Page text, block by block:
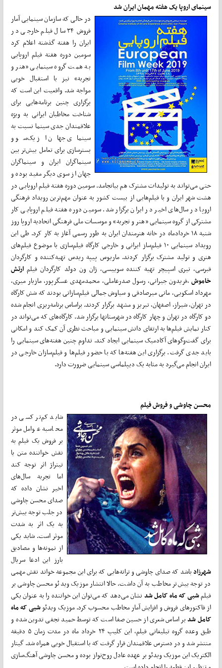
سینمای اروپا یک هفته مهمان ایران شد
در حالی که سازمان سینمایی آمار
فروش ۳۴ سال فیلم خارجی در
ایران را هفته گذشته اعلام کرد
سومین دوره هفته فیلم اروپایی
به همت گروه سینمایی «هنر و
تجربه» نیز با استقبال خوبی
مواجه شد. واقعیت این است که
برگزاری چنین برنامه‌هایی برای
شناخت مخاطبان ایرانی به ویژه
علاقمندان جدی سینما نسبت به
سینمای جهان از یک‌سو و
بسترسازی برای تعامل بیش‌تر بین
سینماگران ایران و سینماگران
جهان از سوی دیگر مفید بوده و
حتی می‌تواند به تولیدات مشترک هم بیانجامد. سومین دوره هفته فیلم اروپایی در
هشت شهر ایران و با فیلم‌هایی از بیست کشور به عنوان مهم‌ترین رویداد فرهنگی
اروپا در سال‌های اخیر در ایران برگزار شد. سومین دوره هفته فیلم اروپایی کار
مشترکی از گروه سینمایی «هنر و تجربه» و موسسات ملی فرهنگی اتحادیه اروپا روز
شنبه ۱۸ خردادماه در خانه هنرمندان ایران به طور رسمی آغاز به کار کرد. طی این
رویداد سینمایی ۱۰ فیلم‌ساز ایرانی و خارجی کارگاه فیلم‌سازی با موضوع فیلم‌های
هنری و تولید مشترک برگزار کردند. ماریوس پیپه ریدس تهیه‌کننده و کارگردان
قبرسی، تیری اسپیچر تهیه کننده سوییسی، ژان ون دولد کارگردان فیلم ارتش
خاموش،فریدون جیرانی، رسول صدرعاملی، محمدمهدی عسگرپور، مازیار میری،
مهرداد اسکویی، مانی میرصادقی و سیاوش جمالی فیلم‌سازانی بودند که شش کارگاه
در تهران، شیراز، اصفهان، تبریز و مشهد برگزار کردند. براساس برنامه‌ریزی انجام شده
دو کارگاه در تهران و چهار کارگاه در شهرستان‎ها برگزار شد. کارگاه‌های که می‌تواند در
کنار نمایش فیلم‌ها به ارتقای دانش سینمایی و مباحث نظری آن کمک کند و امکانی
برای گفت‌وگوهای آکادمیک سینمایی ایجاد کند. تداوم چنین هفته‌های سینمایی را
باید جدی گرفت. برگزاری این هفته‌ها که با حضور فیلم‌ها و فیلم‌سازان خارجی در
ایران انجام می‌گیرد به مثابه یک دیپلماسی سینمایی ضرورت دارد.
محسن چاوشی و فروش فیلم
شاید کم‌تر کسی در
محاسبه عوامل موثر
بر فروش یک فیلم به
نقش خواننده متن یا
تیتراژ اثر توجه کند
اما تجربه سال‌های
اخیر نشان داده که
صدای محسن چاوشی
در جلب توجه بیش‌تر
به یک اثر به شدت
موثر است. شاید یکی
از نمونه‌ها و مصادیق
بارز این ادعا سریال
شهرزادباشد که صدای چاوشی و ترانه‌هایی که برای این مجموعه خواند نقش مهمی
در توجه بیش‌تر مخاطب به آن داشت. حالا انتشار موزیک ویدئو محسن چاوشی بر
فیلمشبی که ماه کامل شدنشان می‌دهد که می‌توان این خواننده را به عنوان یکی
از فاکتورهای فروش و افزایش آمار مخاطب محسوب کرد. موزیک ویدئوشبی که ماه
کامل شدبر اساس شعری از حسین صفا است که توسط حمید نجفی تدوین شده و
طبق وعده گروه تبلیغاتی فیلم، این کلیپ ۲۴ خرداد ماه در مدت زمان ۵ دقیقه
منتشر شد و در دسترس علاقمندان قرار گرفت که با استقبال خوبی همراه شد. گیتار
الکتریک این موزیک ویدئو بر عهده عادل روح‌نواز بوده و محسن چاوشی آهنگ‌سازی